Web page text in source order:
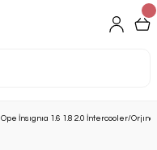
Ope İnsıgnıa 1.6 1.8 2.0 İntercooler/